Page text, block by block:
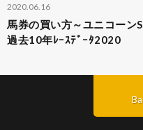
2020.06.16
馬券の買い方～ユニコーンS
過去10年ﾚｰｽﾃﾞｰﾀ2020